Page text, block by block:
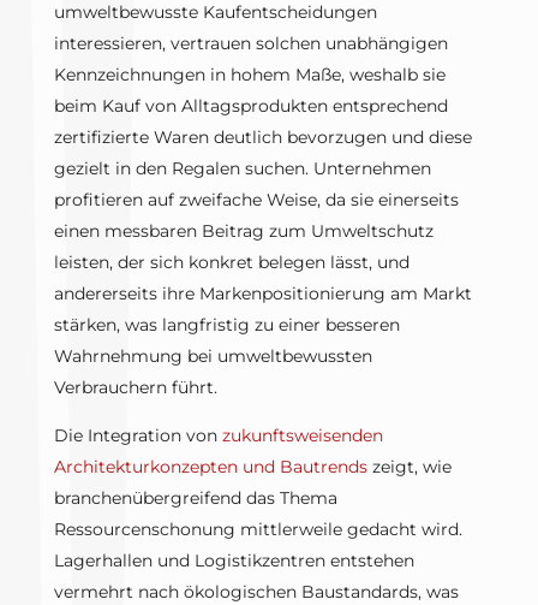
umweltbewusste Kaufentscheidungen
interessieren, vertrauen solchen unabhängigen
Kennzeichnungen in hohem Maße, weshalb sie
beim Kauf von Alltagsprodukten entsprechend
zertifizierte Waren deutlich bevorzugen und diese
gezielt in den Regalen suchen. Unternehmen
profitieren auf zweifache Weise, da sie einerseits
einen messbaren Beitrag zum Umweltschutz
leisten, der sich konkret belegen lässt, und
andererseits ihre Markenpositionierung am Markt
stärken, was langfristig zu einer besseren
Wahrnehmung bei umweltbewussten
Verbrauchern führt.
Die Integration von zukunftsweisenden
Architekturkonzepten und Bautrendszeigt, wie
branchenübergreifend das Thema
Ressourcenschonung mittlerweile gedacht wird.
Lagerhallen und Logistikzentren entstehen
vermehrt nach ökologischen Baustandards, was